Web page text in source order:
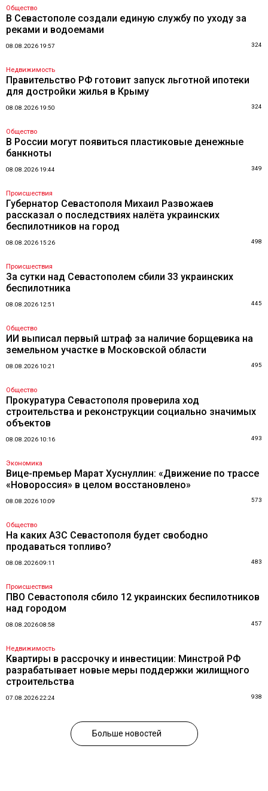
Общество
В Севастополе создали единую службу по уходу за
реками и водоемами
08.08.2026 19:57 324
Недвижимость
Правительство РФ готовит запуск льготной ипотеки
для достройки жилья в Крыму
08.08.2026 19:50 324
Общество
В России могут появиться пластиковые денежные
банкноты
08.08.2026 19:44 349
Происшествия
Губернатор Севастополя Михаил Развожаев
рассказал о последствиях налёта украинских
беспилотников на город
08.08.2026 15:26 498
Происшествия
За сутки над Севастополем сбили 33 украинских
беспилотника
08.08.2026 12:51 445
Общество
ИИ выписал первый штраф за наличие борщевика на
земельном участке в Московской области
08.08.2026 10:21 495
Общество
Прокуратура Севастополя проверила ход
строительства и реконструкции социально значимых
объектов
08.08.2026 10:16 493
Экономика
Вице-премьер Марат Хуснуллин: «Движение по трассе
«Новороссия» в целом восстановлено»
08.08.2026 10:09 573
Общество
На каких АЗС Севастополя будет свободно
продаваться топливо?
08.08.2026 09:11 483
Происшествия
ПВО Севастополя сбило 12 украинских беспилотников
над городом
08.08.2026 08:58 457
Недвижимость
Квартиры в рассрочку и инвестиции: Минстрой РФ
разрабатывает новые меры поддержки жилищного
строительства
07.08.2026 22:24 938
Больше новостей